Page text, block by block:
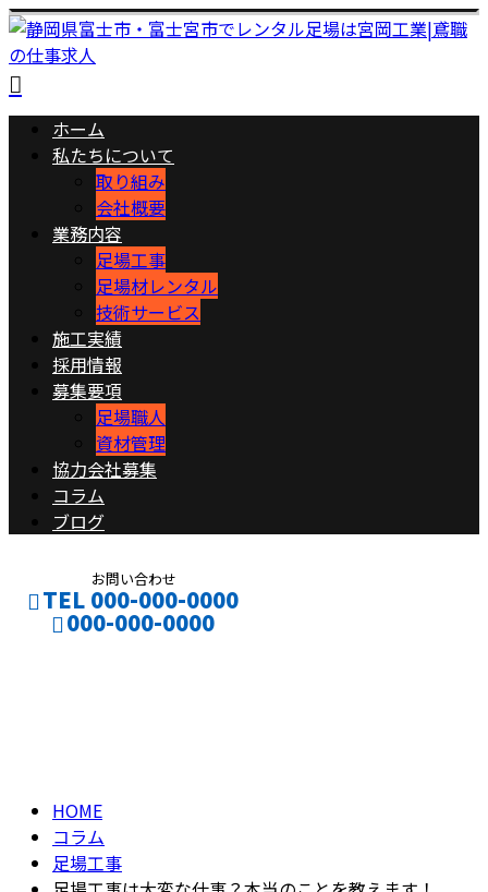
ホーム
私たちについて
取り組み
会社概要
業務内容
足場工事
足場材レンタル
技術サービス
施工実績
採用情報
募集要項
足場職人
資材管理
協力会社募集
コラム
ブログ
お問い合わせ
TEL 000-000-0000
000-000-0000
HOME
コラム
足場工事